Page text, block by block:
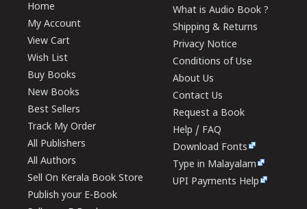
Home
My Account
View Cart
Wish List
Buy Books
New Books
Best Sellers
Track My Order
All Publishers
All Authors
Sell On Kerala Book Store
Publish your E-Book
What is Audio Book ?
Shipping & Returns
Privacy Notice
Conditions of Use
About Us
Contact Us
Request a Book
Help / FAQ
Download Fonts
Type in Malayalam
UPI Payments Help